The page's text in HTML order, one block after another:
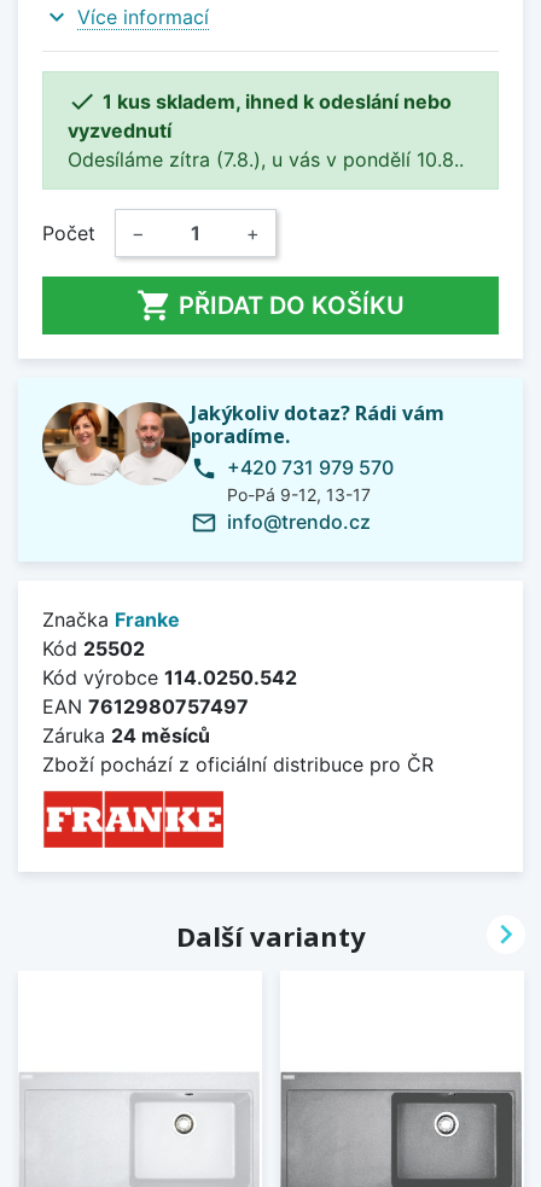
expand_more Více informací
 1 kus skladem, ihned k odeslání nebo
vyzvednutí
Odesíláme zítra (7.8.), u vás v pondělí 10.8..
Počet − +
 PŘIDAT DO KOŠÍKU
Jakýkoliv dotaz? Rádi vám
poradíme.
phone +420 731 979 570
Po-Pá 9-12, 13-17
mail_outline info@trendo.cz
Značka Franke
Kód 25502
Kód výrobce 114.0250.542
EAN 7612980757497
Záruka 24 měsíců
Zboží pochází z oficiální distribuce pro ČR
Další varianty 